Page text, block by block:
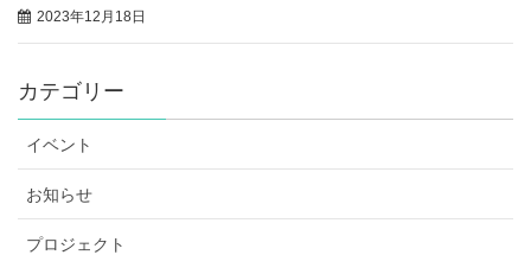
2023年12月18日
カテゴリー
イベント
お知らせ
プロジェクト